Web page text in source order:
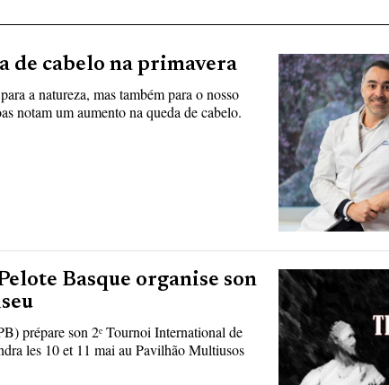
de cabelo na primavera
a natureza, mas também para o nosso
notam um aumento na queda de cabelo.
Basque organise son
prépare son 2ᵉ Tournoi International de
les 10 et 11 mai au Pavilhão Multiusos